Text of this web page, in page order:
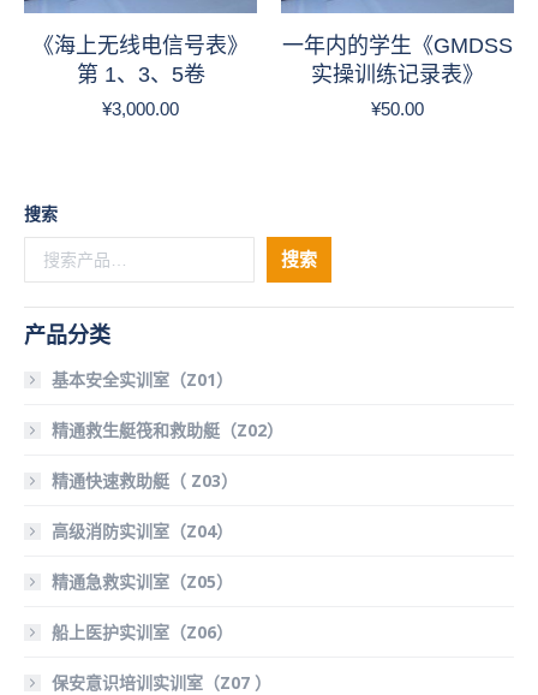
《海上无线电信号表》
第 1、3、5卷
¥3,000.00
一年内的学生《GMDSS
实操训练记录表》
¥50.00
搜索
搜索
产品分类
基本安全实训室（Z01）
精通救生艇筏和救助艇（Z02）
精通快速救助艇（ Z03）
高级消防实训室（Z04）
精通急救实训室（Z05）
船上医护实训室（Z06）
保安意识培训实训室（Z07 ）